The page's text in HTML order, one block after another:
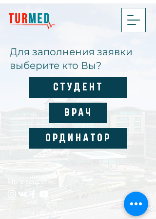
Для заполнения заявки
выберите кто Вы?
Студент
Врач
Ординатор